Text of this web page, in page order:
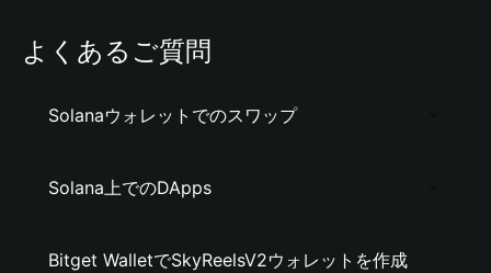
よくあるご質問
Solanaウォレットでのスワップ
Solana上でのDApps
Bitget WalletでSkyReelsV2ウォレットを作成